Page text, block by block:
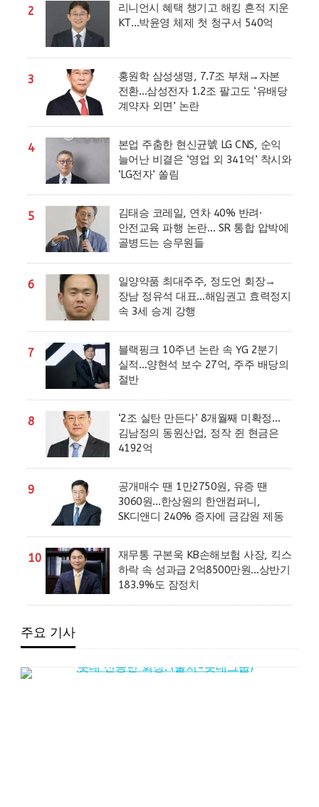
2
리니언시 혜택 챙기고 해킹 흔적 지운
KT…박윤영 체제 첫 청구서 540억
3
홍원학 삼성생명, 7.7조 부채→자본
전환…삼성전자 1.2조 팔고도 ‘유배당
계약자 외면’ 논란
4
본업 주춤한 현신균號 LG CNS, 순익
늘어난 비결은 ‘영업 외 341억’ 착시와
‘LG전자’ 쏠림
5
김태승 코레일, 연차 40% 반려·
안전교육 파행 논란… SR 통합 압박에
골병드는 승무원들
6
일양약품 최대주주, 정도언 회장→
장남 정유석 대표…해임권고 효력정지
속 3세 승계 강행
7
블랙핑크 10주년 논란 속 YG 2분기
실적…양현석 보수 27억, 주주 배당의
절반
8
‘2조 실탄 만든다’ 8개월째 미확정…
김남정의 동원산업, 정작 쥔 현금은
4192억
9
공개매수 땐 1만2750원, 유증 땐
3060원…한상원의 한앤컴퍼니,
SK디앤디 240% 증자에 금감원 제동
10
재무통 구본욱 KB손해보험 사장, 킥스
하락 속 성과급 2억8500만원…상반기
183.9%도 잠정치
주요 기사